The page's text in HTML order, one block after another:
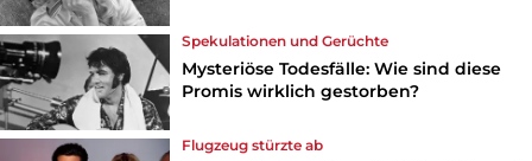
Spekulationen und Gerüchte
Mysteriöse Todesfälle: Wie sind diese
Promis wirklich gestorben?
Flugzeug stürzte ab